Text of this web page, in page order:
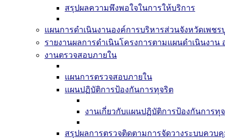
สรุปผลความพึงพอใจในการให้บริการ
แผนการดำเนินงานองค์การบริหารส่วนจังหวัดเพช
รายงานผลการดำเนินโครงการตามแผนดำเนินงาน
งานตรวจสอบภายใน
แผนการตรวจสอบภายใน
แผนปฏิบัติการป้องกันการทุจริต
งานเกี่ยวกับแผนปฏิบัติการป้องกันการทุ
สรุปผลการตรวจติดตามการจัดวางระบบควบ